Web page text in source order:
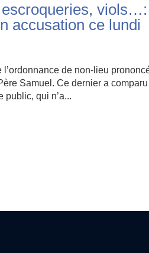
accusation ce lundi
de non-lieu
Samuel. Ce dernier a
public, qui n’a...